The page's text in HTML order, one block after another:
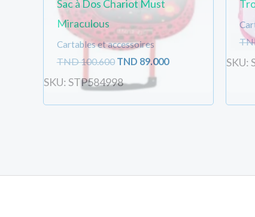
Sac à Dos Chariot Must
Miraculous
Cartables et accessoires
TND100.600 TND 89.000
SKU: STP584998
SKU: